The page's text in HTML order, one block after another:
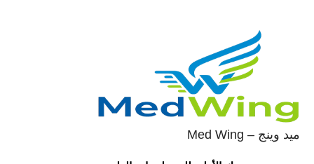
ميد وينج – Med Wing